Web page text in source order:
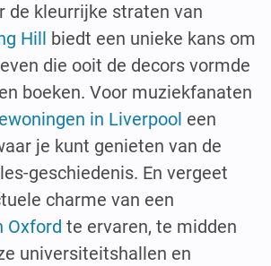
de kleurrijke straten van
Hill biedt een unieke kans om
die ooit de decors vormde
boeken. Voor muziekfanaten
in Liverpool een
je kunt genieten van de
geschiedenis. En vergeet
charme van een
Oxford te ervaren, te midden
universiteitshallen en